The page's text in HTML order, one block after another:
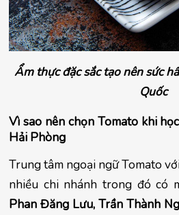
Ẩm thực đặc sắc tạo nên sức
Quốc
Vì sao nên chọn Tomato khi
Hải Phòng
Trung tâm ngoại ngữ Tomato
nhiều chi nhánh trong đó có
Phan Đăng Lưu, Trần Thành